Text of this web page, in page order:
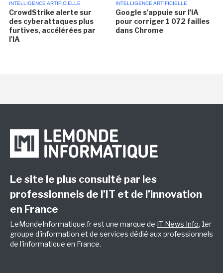
INTELLIGENCE ARTIFICIELLE
CrowdStrike alerte sur
des cyberattaques plus
furtives, accélérées par
l'IA
INTELLIGENCE ARTIFICIELLE
Google s'appuie sur l'IA
pour corriger 1 072 failles
dans Chrome
Le site le plus consulté par les
professionnels de l’IT et de l’innovation
en France
LeMondeInformatique.fr est une marque de IT News Info, 1er
groupe d'information et de services dédié aux professionnels
de l'informatique en France.